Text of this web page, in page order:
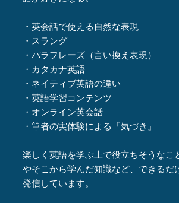
・英会話で使える自然な表現
・スラング
・パラフレーズ（言い換え表現）
・カタカナ英語
・ネイティブ英語の違い
・英語学習コンテンツ
・オンライン英会話
・筆者の実体験による『気づき』
楽しく英語を学ぶ上で役立ちそうなこ
やそこから学んだ知識など、できるだ
発信しています。